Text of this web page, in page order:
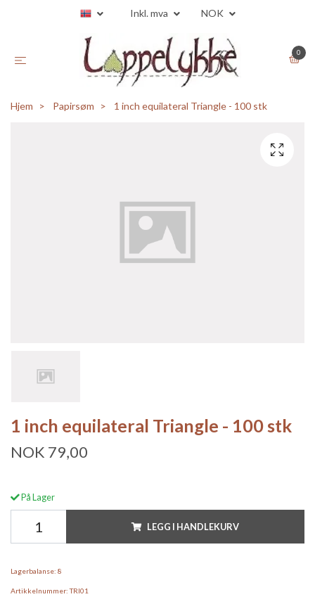
Inkl. mva NOK
0
Hjem Papirsøm 1 inch equilateral Triangle - 100 stk
1 inch equilateral Triangle - 100 stk
NOK 79,00
På Lager
LEGG I HANDLEKURV
Lagerbalanse: 8
Artikkelnummer: TRI01